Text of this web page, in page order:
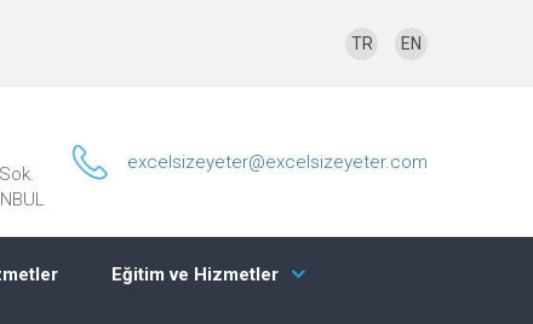
TR EN
excelsizeyeter@excelsizeyeter.com
Eğitim ve Hizmetler